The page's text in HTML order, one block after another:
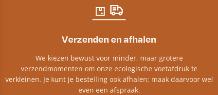
Verzenden en afhalen
We kiezen bewust voor minder, maar grotere
verzendmomenten om onze ecologische voetafdruk te
verkleinen. Je kunt je bestelling ook afhalen; maak daarvoor wel
even een afspraak.